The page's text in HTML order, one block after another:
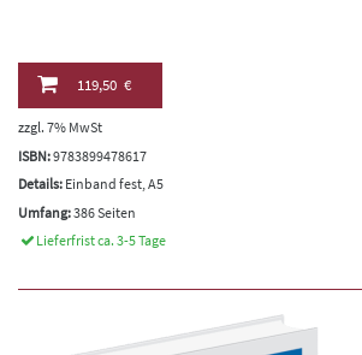
119,50 €
zzgl. 7% MwSt
ISBN:9783899478617
Details: Einband fest, A5
Umfang:386 Seiten
Lieferfrist ca. 3-5 Tage